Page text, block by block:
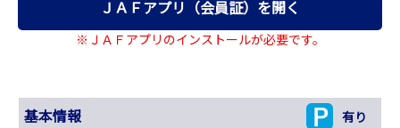
ＪＡＦアプリ（会員証）を開く
※ＪＡＦアプリのインストールが必要です。
基本情報 有り